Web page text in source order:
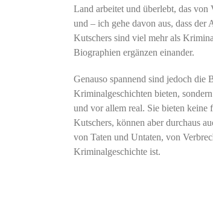
Land arbeitet und überlebt, das
und – ich gehe davon aus, dass
Kutschers sind viel mehr als
Biographien ergänzen einander.
Genauso spannend sind jedoch die
Kriminalgeschichten bieten,
und vor allem real. Sie bieten
Kutschers, können aber durchaus
von Taten und Untaten, von
Kriminalgeschichte ist.